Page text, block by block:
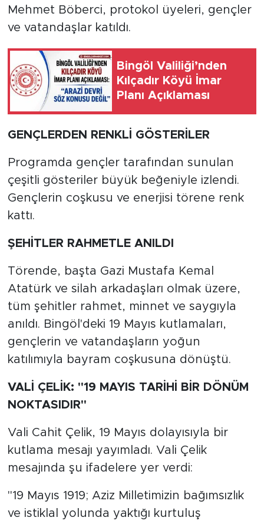
Mehmet Böberci, protokol üyeleri, gençler
ve vatandaşlar katıldı.
Bingöl Valiliği’nden
Kılçadır Köyü İmar
Planı Açıklaması
GENÇLERDEN RENKLİ GÖSTERİLER
Programda gençler tarafından sunulan
çeşitli gösteriler büyük beğeniyle izlendi.
Gençlerin coşkusu ve enerjisi törene renk
kattı.
ŞEHİTLER RAHMETLE ANILDI
Törende, başta Gazi Mustafa Kemal
Atatürk ve silah arkadaşları olmak üzere,
tüm şehitler rahmet, minnet ve saygıyla
anıldı. Bingöl'deki 19 Mayıs kutlamaları,
gençlerin ve vatandaşların yoğun
katılımıyla bayram coşkusuna dönüştü.
VALİ ÇELİK: "19 MAYIS TARİHİ BİR DÖNÜM
NOKTASIDIR"
Vali Cahit Çelik, 19 Mayıs dolayısıyla bir
kutlama mesajı yayımladı. Vali Çelik
mesajında şu ifadelere yer verdi:
"19 Mayıs 1919; Aziz Milletimizin bağımsızlık
ve istiklal yolunda yaktığı kurtuluş